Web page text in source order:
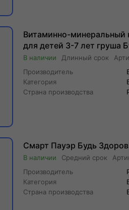
Витаминно-минеральный
для детей 3-7 лет груша
жевательные 860мг 30шт
Длинный срок
Производитель
Категория
Страна производства
Смарт Пауэр Будь
Средний срок
Производитель
Категория
Страна производства